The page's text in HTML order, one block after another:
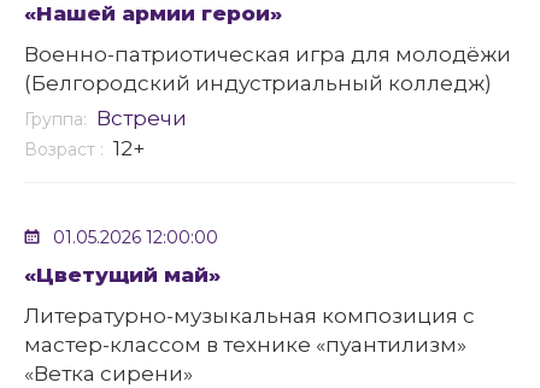
«Нашей армии герои»
Военно-патриотическая игра для молодёжи
(Белгородский индустриальный колледж)
Группа: Встречи
Возраст : 12+
01.05.2026 12:00:00
«Цветущий май»
Литературно-музыкальная композиция с
мастер-классом в технике «пуантилизм»
«Ветка сирени»